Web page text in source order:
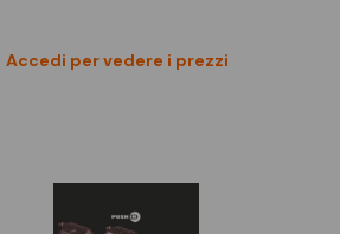
Accedi per vedere i prezzi
Confronta